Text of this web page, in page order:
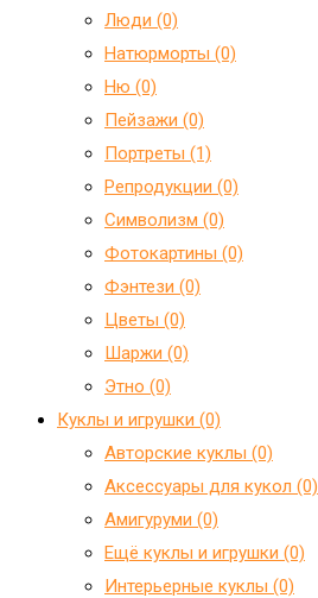
Люди (0)
Натюрморты (0)
Ню (0)
Пейзажи (0)
Портреты (1)
Репродукции (0)
Символизм (0)
Фотокартины (0)
Фэнтези (0)
Цветы (0)
Шаржи (0)
Этно (0)
Куклы и игрушки (0)
Авторские куклы (0)
Аксессуары для кукол (0)
Амигуруми (0)
Ещё куклы и игрушки (0)
Интерьерные куклы (0)